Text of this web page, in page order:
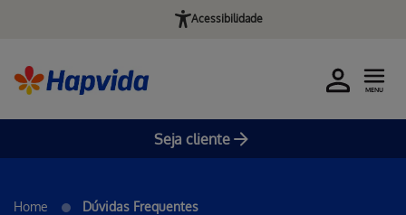
Acessibilidade
Seja cliente
MENU
Home Dúvidas Frequentes